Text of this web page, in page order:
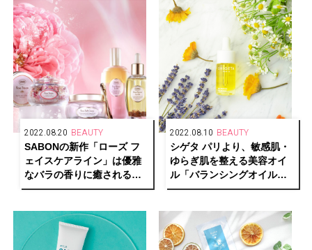
2022.08.20 BEAUTY
SABONの新作「ローズ フ
ェイスケアライン」は優雅
なバラの香りに癒されるラ
グジュアリーなスキンケア
2022.08.10 BEAUTY
シゲタ パリより、敏感肌・
ゆらぎ肌を整える美容オイ
ル「バランシングオイルセ
ラム」が発売